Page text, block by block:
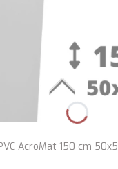
AcroMat 150 cm